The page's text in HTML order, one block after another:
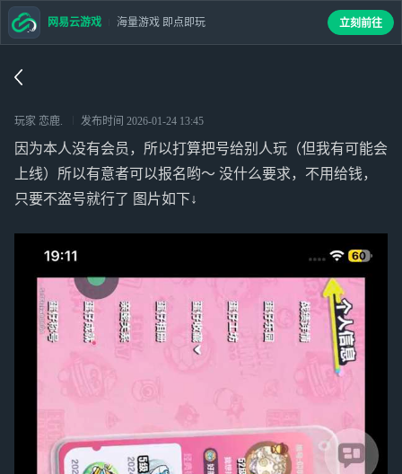
玩家 恋鹿. 发布时间 2026-01-24 13:45
因为本人没有会员，所以打算把号给别人玩（但我有可能会
上线）所以有意者可以报名哟～ 没什么要求，不用给钱，
只要不盗号就行了 图片如下↓
网易云游戏 海量游戏 即点即玩 立刻前往